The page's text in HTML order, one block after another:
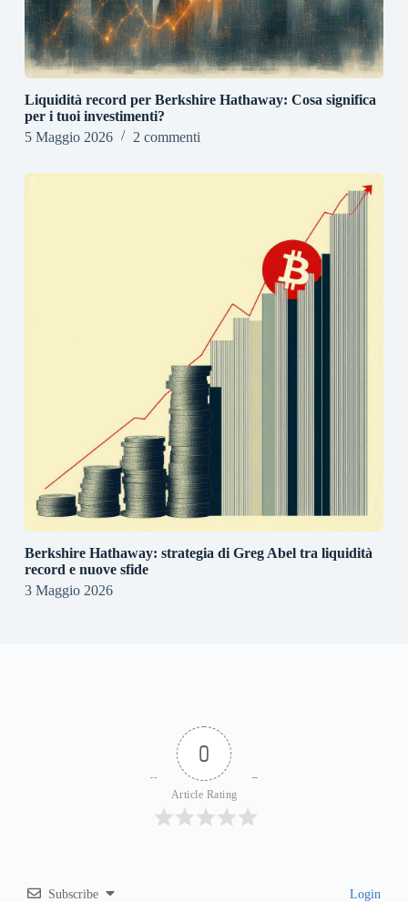
Liquidità record per Berkshire Hathaway: Cosa significa
per i tuoi investimenti?
5 Maggio 2026
2 commenti
Berkshire Hathaway: strategia di Greg Abel tra liquidità
record e nuove sfide
3 Maggio 2026
0
Article Rating
Subscribe Login